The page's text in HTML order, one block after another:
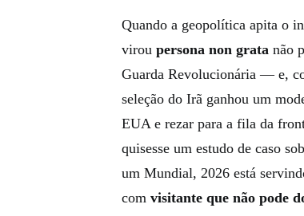
Quando a geopolítica apita o
virou persona non grata não
Guarda Revolucionária — e,
seleção do Irã ganhou um
EUA e rezar para a fila da
quisesse um estudo de caso
um Mundial, 2026 está
com visitante que não pode